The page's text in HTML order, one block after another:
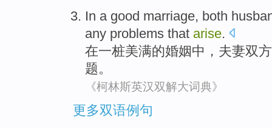
In a good marriage, both
any problems that arise.
在一桩美满的婚姻中， 夫妻双方
题。
《柯林斯英汉双解大词典》
更多双语例句